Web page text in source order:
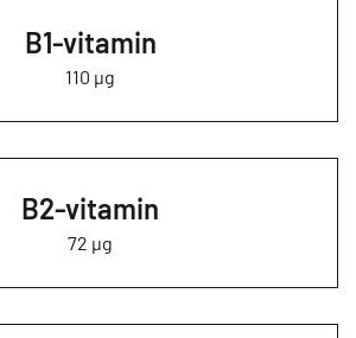
B1-vitamin
110 µg
B2-vitamin
72 µg